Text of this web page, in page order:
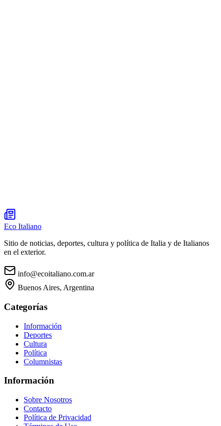
Eco Italiano
Sitio de noticias, deportes, cultura y política de Italia y de Italianos
en el exterior.
info@ecoitaliano.com.ar
Buenos Aires, Argentina
Categorías
Información
Deportes
Cultura
Política
Columnistas
Información
Sobre Nosotros
Contacto
Política de Privacidad